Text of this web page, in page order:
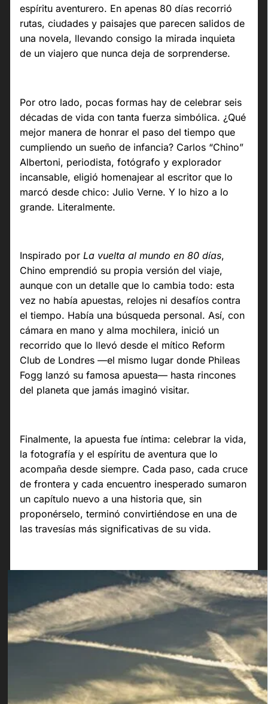
espíritu aventurero. En apenas 80 días recorrió
rutas, ciudades y paisajes que parecen salidos de
una novela, llevando consigo la mirada inquieta
de un viajero que nunca deja de sorprenderse.
Por otro lado, pocas formas hay de celebrar seis
décadas de vida con tanta fuerza simbólica. ¿Qué
mejor manera de honrar el paso del tiempo que
cumpliendo un sueño de infancia? Carlos “Chino”
Albertoni, periodista, fotógrafo y explorador
incansable, eligió homenajear al escritor que lo
marcó desde chico: Julio Verne. Y lo hizo a lo
grande. Literalmente.
Inspirado por La vuelta al mundo en 80 días,
Chino emprendió su propia versión del viaje,
aunque con un detalle que lo cambia todo: esta
vez no había apuestas, relojes ni desafíos contra
el tiempo. Había una búsqueda personal. Así, con
cámara en mano y alma mochilera, inició un
recorrido que lo llevó desde el mítico Reform
Club de Londres —el mismo lugar donde Phileas
Fogg lanzó su famosa apuesta— hasta rincones
del planeta que jamás imaginó visitar.
Finalmente, la apuesta fue íntima: celebrar la vida,
la fotografía y el espíritu de aventura que lo
acompaña desde siempre. Cada paso, cada cruce
de frontera y cada encuentro inesperado sumaron
un capítulo nuevo a una historia que, sin
proponérselo, terminó convirtiéndose en una de
las travesías más significativas de su vida.